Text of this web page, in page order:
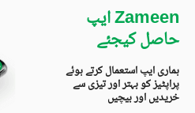
Zameen ایپ
حاصل کیجئے
ہماری ایپ استعمال کرتے ہوئے
پراپٹیز کو بہتر اور تیزی سے
خریدیں اور بیچیں